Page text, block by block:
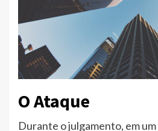
O Ataque
Durante o julgamento, em